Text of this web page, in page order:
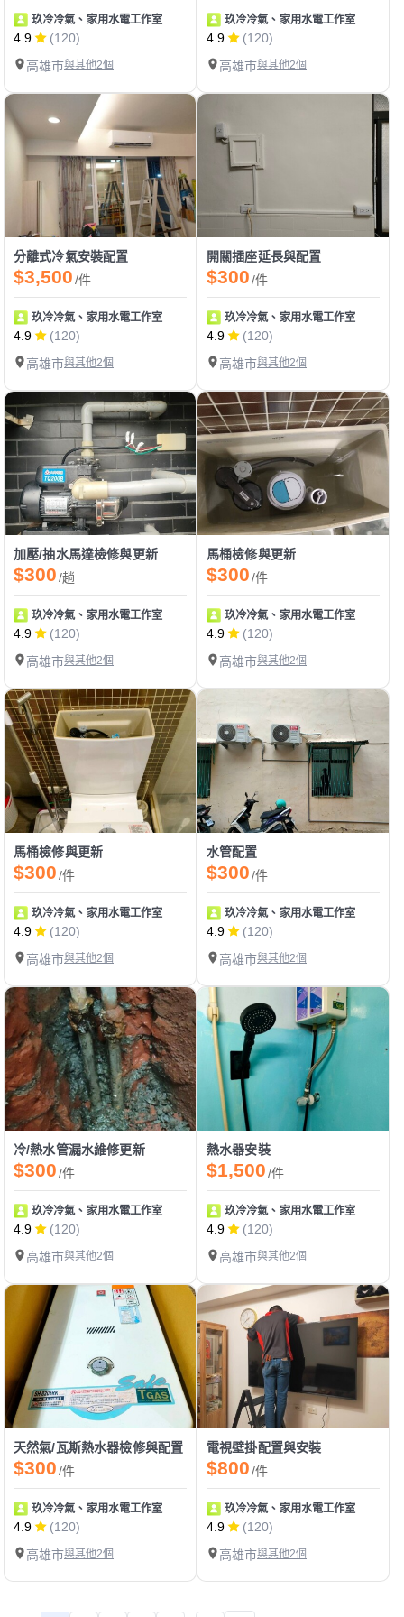
玖冷冷氣、家用水電工作室
4.9
(120)
高雄市與其他2個
玖冷冷氣、家用水電工作室
4.9
(120)
高雄市與其他2個
分離式冷氣安裝配置
$3,500/件
玖冷冷氣、家用水電工作室
4.9
(120)
高雄市與其他2個
開關插座延長與配置
$300/件
玖冷冷氣、家用水電工作室
4.9
(120)
高雄市與其他2個
加壓/抽水馬達檢修與更新
$300/趟
玖冷冷氣、家用水電工作室
4.9
(120)
高雄市與其他2個
馬桶檢修與更新
$300/件
玖冷冷氣、家用水電工作室
4.9
(120)
高雄市與其他2個
馬桶檢修與更新
$300/件
玖冷冷氣、家用水電工作室
4.9
(120)
高雄市與其他2個
水管配置
$300/件
玖冷冷氣、家用水電工作室
4.9
(120)
高雄市與其他2個
冷/熱水管漏水維修更新
$300/件
玖冷冷氣、家用水電工作室
4.9
(120)
高雄市與其他2個
熱水器安裝
$1,500/件
玖冷冷氣、家用水電工作室
4.9
(120)
高雄市與其他2個
天然氣/瓦斯熱水器檢修與配置
$300/件
玖冷冷氣、家用水電工作室
4.9
(120)
高雄市與其他2個
電視壁掛配置與安裝
$800/件
玖冷冷氣、家用水電工作室
4.9
(120)
高雄市與其他2個